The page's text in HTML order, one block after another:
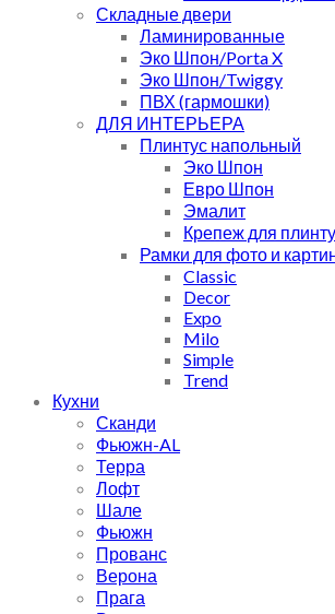
Складные двери
Ламинированные
Эко Шпон/Porta X
Эко Шпон/Twiggy
ПВХ (гармошки)
ДЛЯ ИНТЕРЬЕРА
Плинтус напольный
Эко Шпон
Евро Шпон
Эмалит
Крепеж для
Рамки для фото и
Classic
Decor
Expo
Milo
Simple
Trend
Кухни
Сканди
Фьюжн-AL
Терра
Лофт
Шале
Фьюжн
Прованс
Верона
Прага